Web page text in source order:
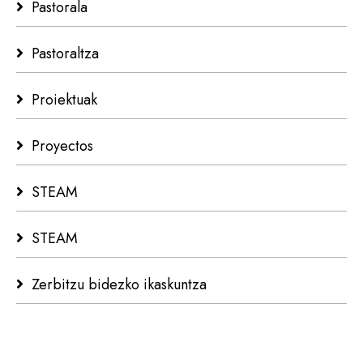
Pastorala
Pastoraltza
Proiektuak
Proyectos
STEAM
STEAM
Zerbitzu bidezko ikaskuntza